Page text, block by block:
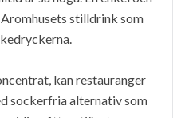
stilldrink som
kan restauranger
sockerfria alternativ som